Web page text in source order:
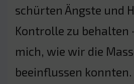
schürten Ängste und
Kontrolle zu behalten
mich, wie wir die
beeinflussen